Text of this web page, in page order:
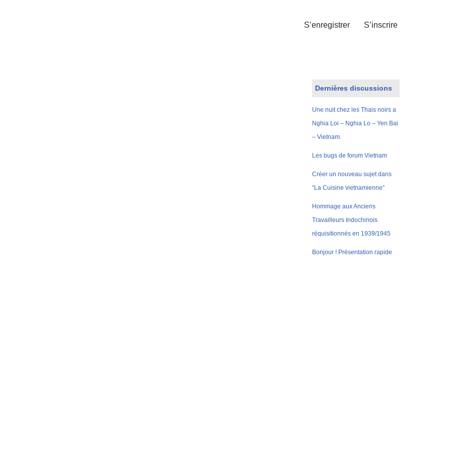
S’enregistrer S’inscrire
Dernières discussions
Une nuit chez les Thais noirs a
Nghia Loi – Nghia Lo – Yen Bai
– Vietnam.
Les bugs de forum Vietnam
Créer un nouveau sujet dans
“La Cuisine vietnamienne”
Hommage aux Anciens
Travailleurs Indochinois
réquisitionnés en 1939/1945
Bonjour ! Présentation rapide